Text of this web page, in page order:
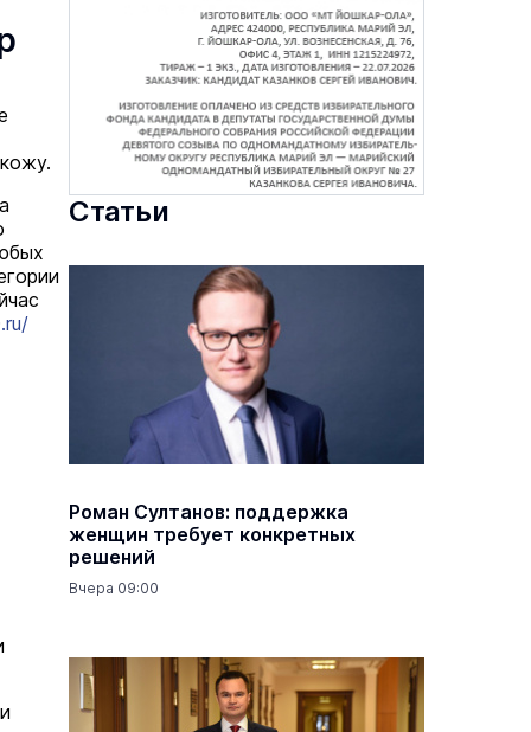
Статьи
Роман Султанов: поддержка
женщин требует конкретных
решений
Вчера 09:00